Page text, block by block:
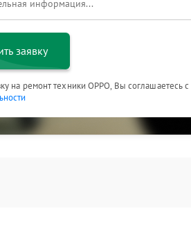
заявку
на ремонт техники OPPO, Вы соглашаетесь с